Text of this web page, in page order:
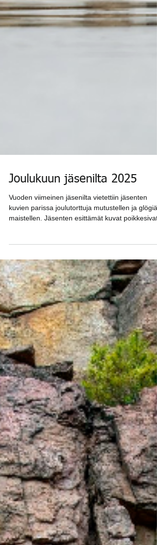
Joulukuun jäsenilta 2025
Vuoden viimeinen jäsenilta vietettiin jäsenten
mielenkiintoa. Illan tavoite siis täyttyi loistavasti.
Saimme nauttia hienoista kuvista ja kuvat
kirvoittivat mukavaa keskustelua. Salakamman
aiheena oli "kotiseutu". Hannele Putus oli illan
tuomarina. Heikki Sarparannan hieno kuva
hylkeistä sulatti Hansun sydämen ja voitti
joulukuun S